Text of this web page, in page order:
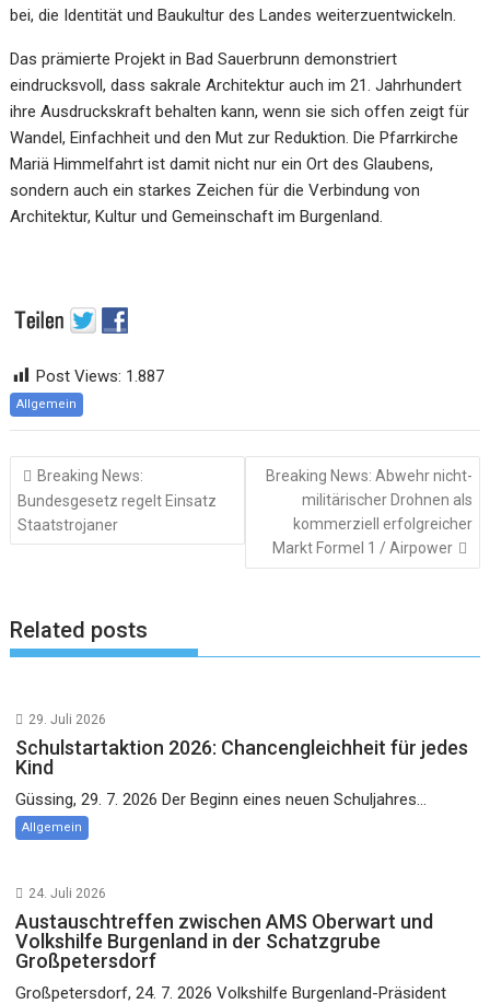
bei, die Identität und Baukultur des Landes weiterzuentwickeln.
Das prämierte Projekt in Bad Sauerbrunn demonstriert
eindrucksvoll, dass sakrale Architektur auch im 21. Jahrhundert
ihre Ausdruckskraft behalten kann, wenn sie sich offen zeigt für
Wandel, Einfachheit und den Mut zur Reduktion. Die Pfarrkirche
Mariä Himmelfahrt ist damit nicht nur ein Ort des Glaubens,
sondern auch ein starkes Zeichen für die Verbindung von
Architektur, Kultur und Gemeinschaft im Burgenland.
Post Views: 1.887
Allgemein
Beitragsnavigation
Breaking News:
Bundesgesetz regelt Einsatz
Staatstrojaner
Breaking News: Abwehr nicht-
militärischer Drohnen als
kommerziell erfolgreicher
Markt Formel 1 / Airpower
Related posts
29. Juli 2026
Schulstartaktion 2026: Chancengleichheit für jedes
Kind
Güssing, 29. 7. 2026 Der Beginn eines neuen Schuljahres...
Allgemein
24. Juli 2026
Austauschtreffen zwischen AMS Oberwart und
Volkshilfe Burgenland in der Schatzgrube
Großpetersdorf
Großpetersdorf, 24. 7. 2026 Volkshilfe Burgenland-Präsident